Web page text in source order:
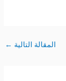
التالية←